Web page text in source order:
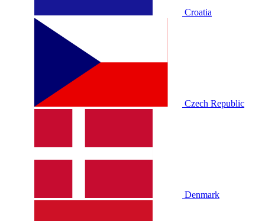
Croatia
Czech Republic
Denmark